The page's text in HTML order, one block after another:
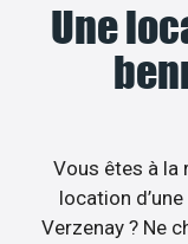
Une
Vous êtes à la
location
Verzenay ? Ne